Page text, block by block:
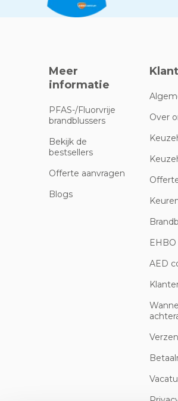
Meer
informatie
PFAS-/Fluorvrije
brandblussers
Bekijk de
bestsellers
Offerte aanvragen
Blogs
Over
AED